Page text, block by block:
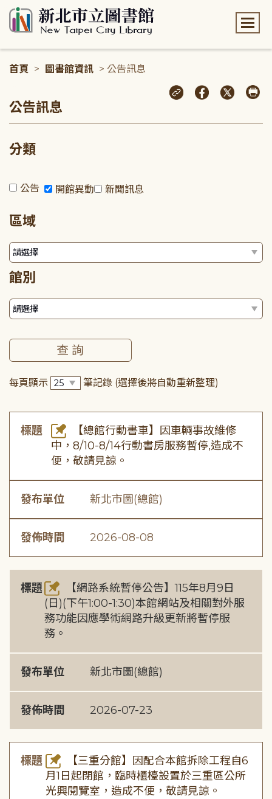
首頁 > 圖書館資訊 > 公告訊息
公告訊息
分類
公告 開館異動 新聞訊息
區域
館別
每頁顯示 筆記錄 (選擇後將自動重新整理)
標題
【總館行動書車】因車輛事故維修
中，8/10-8/14行動書房服務暫停,造成不
便，敬請見諒。
發布單位 新北市圖(總館)
發佈時間 2026-08-08
標題
【網路系統暫停公告】115年8月9日
(日)(下午1:00-1:30)本館網站及相關對外服
務功能因應學術網路升級更新將暫停服
務。
發布單位 新北市圖(總館)
發佈時間 2026-07-23
標題
【三重分館】因配合本館拆除工程自6
月1日起閉館，臨時櫃檯設置於三重區公所
光興閱覽室，造成不便，敬請見諒。